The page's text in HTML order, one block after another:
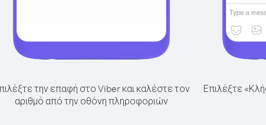
την επαφή στο Viber και καλέστε τον
αριθμό από την οθόνη πληροφοριών
Επιλέξτε